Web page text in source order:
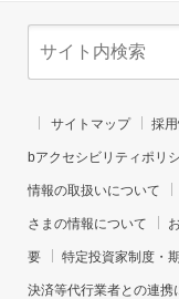
サイトマップ 採
bアクセシビリティポリ
情報の取扱いについて
さまの情報について
要 特定投資家制度・
決済等代行業者との連携